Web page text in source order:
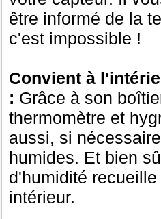
être informé de la
c'est impossible !
Convient à
: Grâce à son
thermomètre et
aussi, si
humides. Et bien
d'humidité
intérieur.